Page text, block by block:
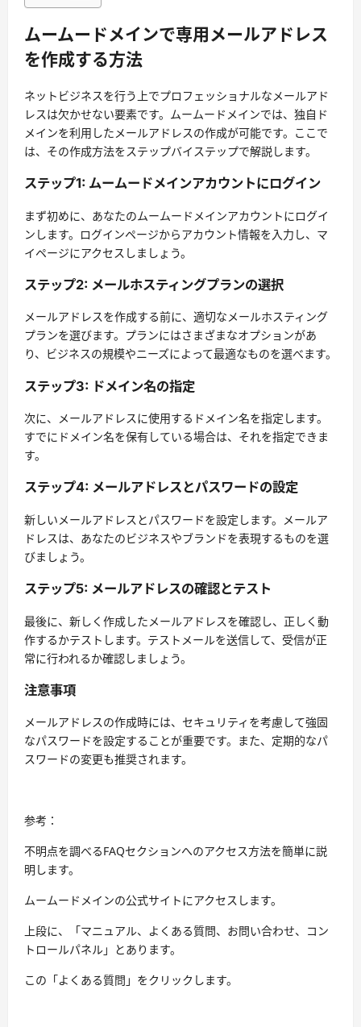
ムームードメインで専用メールアドレス
を作成する方法
ネットビジネスを行う上でプロフェッショナルなメールアド
レスは欠かせない要素です。ムームードメインでは、独自ド
メインを利用したメールアドレスの作成が可能です。ここで
は、その作成方法をステップバイステップで解説します。
ステップ1: ムームードメインアカウントにログイン
まず初めに、あなたのムームードメインアカウントにログイ
ンします。ログインページからアカウント情報を入力し、マ
イページにアクセスしましょう。
ステップ2: メールホスティングプランの選択
メールアドレスを作成する前に、適切なメールホスティング
プランを選びます。プランにはさまざまなオプションがあ
り、ビジネスの規模やニーズによって最適なものを選べます。
ステップ3: ドメイン名の指定
次に、メールアドレスに使用するドメイン名を指定します。
すでにドメイン名を保有している場合は、それを指定できま
す。
ステップ4: メールアドレスとパスワードの設定
新しいメールアドレスとパスワードを設定します。メールア
ドレスは、あなたのビジネスやブランドを表現するものを選
びましょう。
ステップ5: メールアドレスの確認とテスト
最後に、新しく作成したメールアドレスを確認し、正しく動
作するかテストします。テストメールを送信して、受信が正
常に行われるか確認しましょう。
注意事項
メールアドレスの作成時には、セキュリティを考慮して強固
なパスワードを設定することが重要です。また、定期的なパ
スワードの変更も推奨されます。
参考：
不明点を調べるFAQセクションへのアクセス方法を簡単に説
明します。
ムームードメインの公式サイトにアクセスします。
上段に、「マニュアル、よくある質問、お問い合わせ、コン
トロールパネル」とあります。
この「よくある質問」をクリックします。